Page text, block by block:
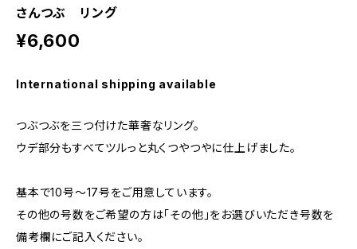
さんつぶ リング
¥6,600
International shipping available
つぶつぶを三つ付けた華奢なリング。
ウデ部分もすべてツルっと丸くつやつやに仕上げました。
基本で10号～17号をご用意しています。
その他の号数をご希望の方は「その他」をお選びいただき号数を
備考欄にご記入ください。